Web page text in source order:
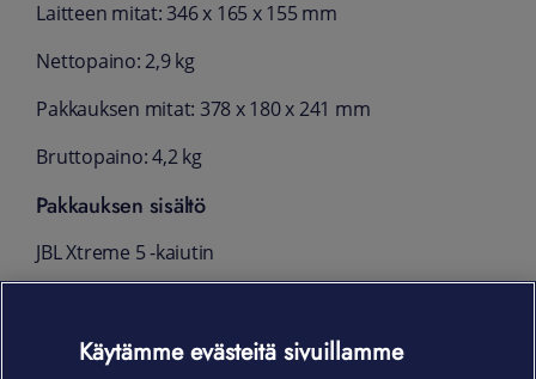
Laitteen mitat: 346 x 165 x 155 mm
Nettopaino: 2,9 kg
Pakkauksen mitat: 378 x 180 x 241 mm
Bruttopaino: 4,2 kg
Pakkauksen sisältö
JBL Xtreme 5 -kaiutin
PikaopasKäytämme evästeitä sivuillamme